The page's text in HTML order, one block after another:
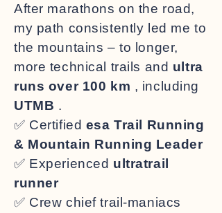
After marathons on the road,
my path consistently led me to
the mountains – to longer,
more technical trails and ultra
runs over 100 km , including
UTMB .
✅ Certified esa Trail Running
& Mountain Running Leader
✅ Experienced ultratrail
runner
✅ Crew chief trail‑maniacs